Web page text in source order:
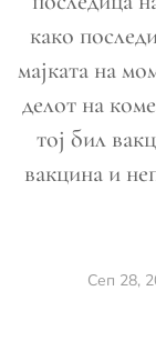
како
мајката на
делот на
тој бил
вакцина и
Сеп 28,